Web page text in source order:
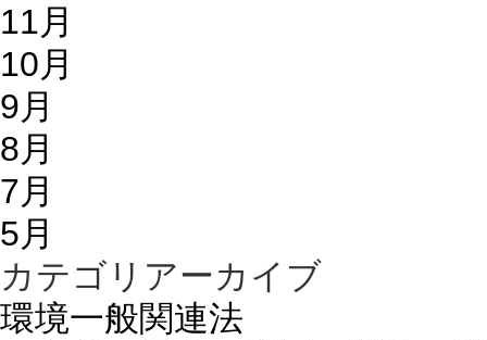
11月
10月
9月
8月
7月
5月
カテゴリアーカイブ
環境一般関連法